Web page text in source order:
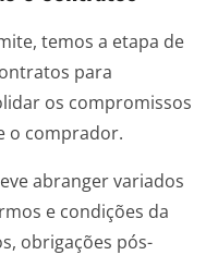
temos a etapa de
para
os compromissos
o comprador.
abranger variados
e condições da
obrigações pós-